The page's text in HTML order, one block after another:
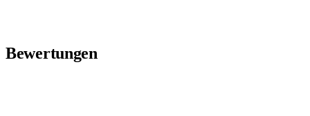
Bewertungen